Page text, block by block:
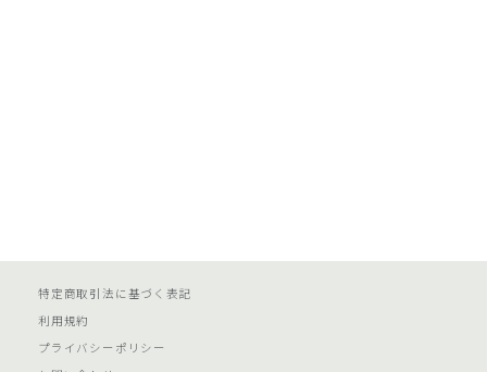
特定商取引法に基づく表記
利用規約
プライバシーポリシー